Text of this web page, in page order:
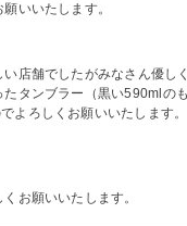
いいたします。
店舗でしたがみなさん優し
タンブラー（黒い590mlの
ろしくお願いいたします
お願いいたします。